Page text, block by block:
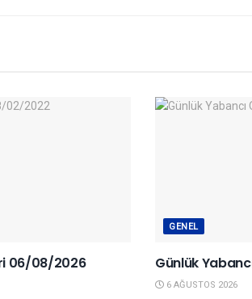
06/08/2026
GENEL
Günlük
6 AĞUSTOS 2026